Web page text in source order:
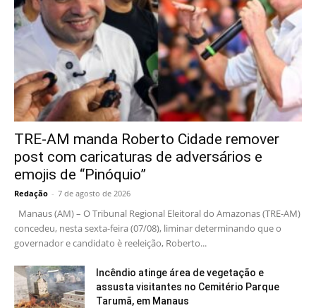
TRE-AM manda Roberto Cidade remover
post com caricaturas de adversários e
emojis de “Pinóquio”
Redação - 7 de agosto de 2026
Manaus (AM) – O Tribunal Regional Eleitoral do Amazonas (TRE-AM)
concedeu, nesta sexta-feira (07/08), liminar determinando que o
governador e candidato è reeleição, Roberto...
Incêndio atinge área de vegetação e
assusta visitantes no Cemitério Parque
Tarumã, em Manaus